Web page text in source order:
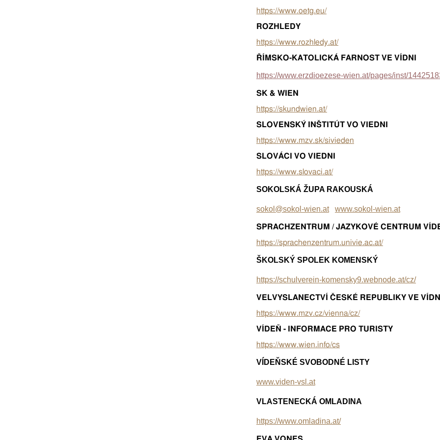
https://www.oetg.eu/
ROZHLEDY
https://www.rozhledy.at/
ŘÍMSKO-KATOLICKÁ FARNOST VE VÍDNI
https://www.erzdioezese-wien.at/pages/inst/
SK & WIEN
https://skundwien.at/
SLOVENSKÝ INŠTITÚT VO VIEDNI
https://www.mzv.sk/sivieden
SLOVÁCI VO VIEDNI
https://www.slovaci.at/
SOKOLSKÁ ŽUPA RAKOUSKÁ
sokol@sokol-wien.at www.sokol-wien.at
SPRACHZENTRUM / JAZYKOVÉ CENTRUM
https://sprachenzentrum.univie.ac.at/
ŠKOLSKÝ SPOLEK KOMENSKÝ
https://schulverein-komensky9.webnode.at/cz/
VELVYSLANECTVÍ ČESKÉ REPUBLIKY VE
https://www.mzv.cz/vienna/cz/
VÍDEŇ - INFORMACE PRO TURISTY
https://www.wien.info/cs
VÍDEŇSKÉ SVOBODNÉ LISTY
www.viden-vsl.at
VLASTENECKÁ OMLADINA
https://www.omladina.at/